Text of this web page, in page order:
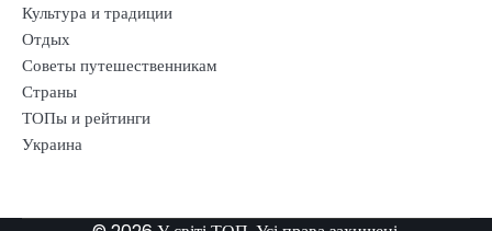
Культура и традиции
Отдых
Советы путешественникам
Страны
ТОПы и рейтинги
Украина